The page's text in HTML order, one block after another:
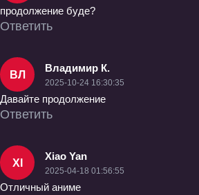
продолжение буде?
Ответить
ВЛ
Владимир К.
2025-10-24 16:30:35
Давайте продолжение
Ответить
XI
Xiao Yan
2025-04-18 01:56:55
Отличный аниме